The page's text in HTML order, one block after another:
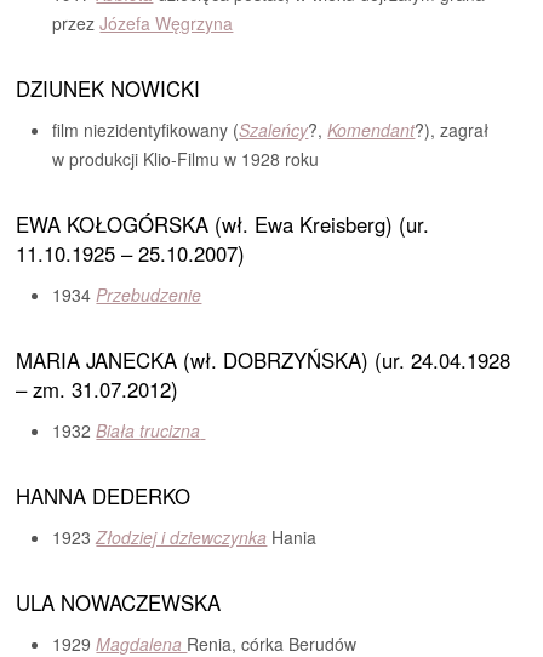
przezJózefa Węgrzyna
DZIUNEK NOWICKI
film niezidentyfikowany (Szaleńcy?,Komendant?), zagrał
w produkcji Klio-Filmu w 1928 roku
EWA KOŁOGÓRSKA (wł. Ewa Kreisberg) (ur.
11.10.1925 – 25.10.2007)
1934Przebudzenie
MARIA JANECKA (wł. DOBRZYŃSKA) (ur. 24.04.1928
– zm. 31.07.2012)
1932Biała trucizna
HANNA DEDERKO
1923Złodziej i dziewczynka Hania
ULA NOWACZEWSKA
1929Magdalena Renia, córka Berudów